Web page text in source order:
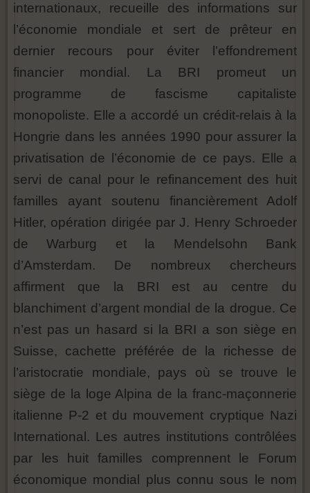
internationaux, recueille des informations sur
l’économie mondiale et sert de prêteur en
dernier recours pour éviter l’effondrement
financier mondial. La BRI promeut un
programme de fascisme capitaliste
monopoliste. Elle a accordé un crédit-relais à la
Hongrie dans les années 1990 pour assurer la
privatisation de l’économie de ce pays. Elle a
servi de canal pour le refinancement des huit
familles ayant soutenu financièrement Adolf
Hitler, opération dirigée par J. Henry Schroeder
de Warburg et la Mendelsohn Bank
d’Amsterdam. De nombreux chercheurs
affirment que la BRI est au centre du
blanchiment d’argent mondial de la drogue. Ce
n’est pas un hasard si la BRI a son siège en
Suisse, cachette préférée de la richesse de
l’aristocratie mondiale, pays où se trouve le
siège de la loge Alpina de la franc-maçonnerie
italienne P-2 et du mouvement cryptique Nazi
International. Les autres institutions contrôlées
par les huit familles comprennent le Forum
économique mondial plus connu sous le nom